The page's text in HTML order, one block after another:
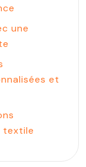
une
et
textile